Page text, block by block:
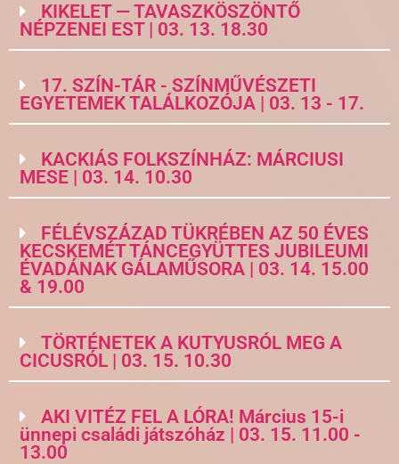
KIKELET — TAVASZKÖSZÖNTŐ
NÉPZENEI EST | 03. 13. 18.30
17. SZÍN-TÁR - SZÍNMŰVÉSZETI
EGYETEMEK TALÁLKOZÓJA | 03. 13 - 17.
KACKIÁS FOLKSZÍNHÁZ: MÁRCIUSI
MESE | 03. 14. 10.30
FÉLÉVSZÁZAD TÜKRÉBEN AZ 50 ÉVES
KECSKEMÉT TÁNCEGYÜTTES JUBILEUMI
ÉVADÁNAK GÁLAMŰSORA | 03. 14. 15.00
& 19.00
TÖRTÉNETEK A KUTYUSRÓL MEG A
CICUSRÓL | 03. 15. 10.30
AKI VITÉZ FEL A LÓRA! Március 15-i
ünnepi családi játszóház | 03. 15. 11.00 -
13.00